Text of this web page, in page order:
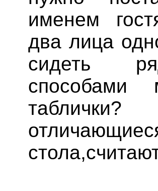
именем
два лица
сидеть
способами